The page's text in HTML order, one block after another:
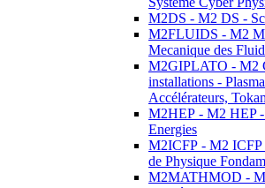
M2DS - M2 DS -
M2FLUIDS - M2
Mecanique des
M2GIPLATO - M2
installations -
Accélérateurs,
M2HEP - M2 HEP -
Energies
M2ICFP - M2 ICFP
de Physique
M2MATHMOD -